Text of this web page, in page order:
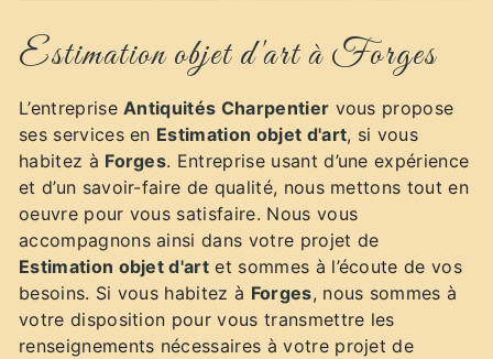
Estimation objet d'art à Forges
L’entrepriseAntiquités Charpentier vous propose
ses services en Estimation objet d'art, si vous
habitez à Forges. Entreprise usant d’une expérience
et d’un savoir-faire de qualité, nous mettons tout en
oeuvre pour vous satisfaire. Nous vous
accompagnons ainsi dans votre projet de
Estimation objet d'art et sommes à l’écoute de vos
besoins. Si vous habitez à Forges, nous sommes à
votre disposition pour vous transmettre les
renseignements nécessaires à votre projet de